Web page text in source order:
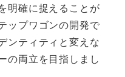
明確に捉えることが
ップワゴンの開発で
ンティティと変えな
の両立を目指しまし